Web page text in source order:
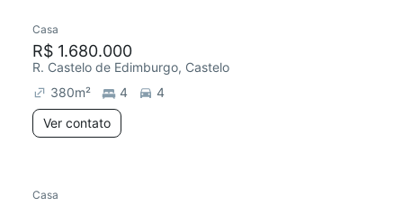
Casa
R$ 1.680.000
R. Castelo de Edimburgo, Castelo
380m² 4
4
Ver contato
Casa